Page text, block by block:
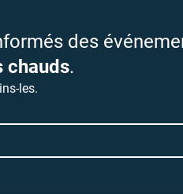
des
chauds.
les.